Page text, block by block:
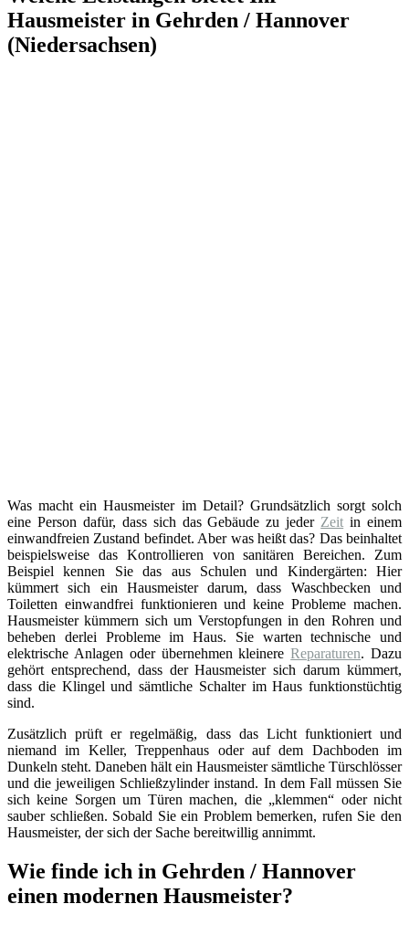
Hausmeister in Gehrden / Hannover
(Niedersachsen)
Was macht ein Hausmeister im Detail? Grundsätzlich sorgt solch
eine Person dafür, dass sich das Gebäude zu jeder Zeit in einem
einwandfreien Zustand befindet. Aber was heißt das? Das beinhaltet
beispielsweise das Kontrollieren von sanitären Bereichen. Zum
Beispiel kennen Sie das aus Schulen und Kindergärten: Hier
kümmert sich ein Hausmeister darum, dass Waschbecken und
Toiletten einwandfrei funktionieren und keine Probleme machen.
Hausmeister kümmern sich um Verstopfungen in den Rohren und
beheben derlei Probleme im Haus. Sie warten technische und
elektrische Anlagen oder übernehmen kleinereReparaturen. Dazu
gehört entsprechend, dass der Hausmeister sich darum kümmert,
dass die Klingel und sämtliche Schalter im Haus funktionstüchtig
sind.
Zusätzlich prüft er regelmäßig, dass das Licht funktioniert und
niemand im Keller, Treppenhaus oder auf dem Dachboden im
Dunkeln steht. Daneben hält ein Hausmeister sämtliche Türschlösser
und die jeweiligen Schließzylinder instand. In dem Fall müssen Sie
sich keine Sorgen um Türen machen, die „klemmen“ oder nicht
sauber schließen. Sobald Sie ein Problem bemerken, rufen Sie den
Hausmeister, der sich der Sache bereitwillig annimmt.
Wie finde ich in Gehrden / Hannover
einen modernen Hausmeister?